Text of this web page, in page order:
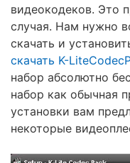
видеокодеков. Это
случая. Нам нужно
скачать и
скачать K-
набор абсолютно
набор как обычная
установки вам
некоторые